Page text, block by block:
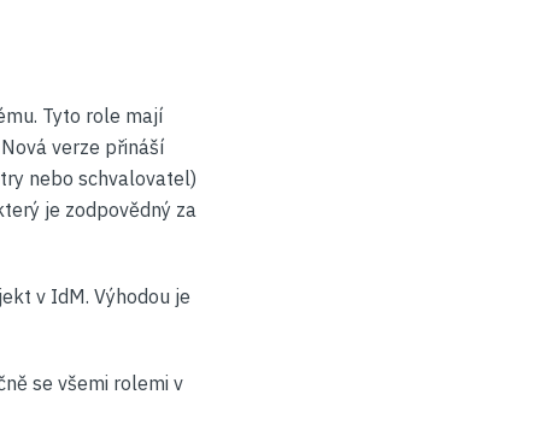
Tyto role mají
verze přináší
nebo schvalovatel)
je zodpovědný za
v IdM. Výhodou je
se všemi rolemi v